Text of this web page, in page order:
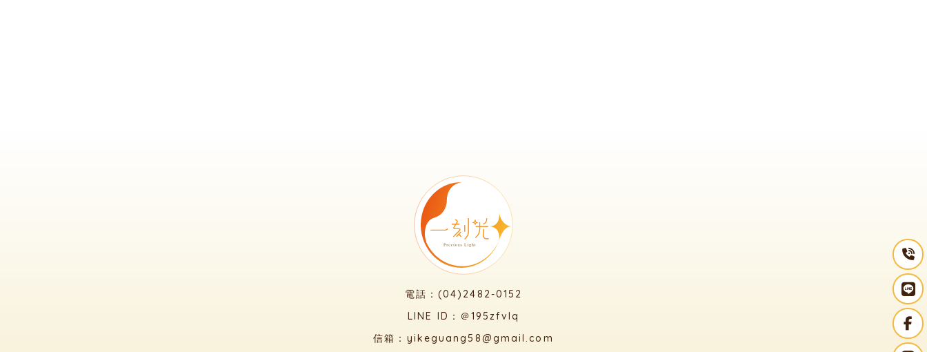
電話：(04)2482-0152
LINE ID：＠195zfvlq
信箱：yikeguang58@gmail.com